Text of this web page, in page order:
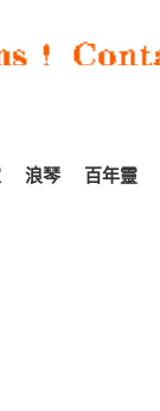
浪琴 百年靈